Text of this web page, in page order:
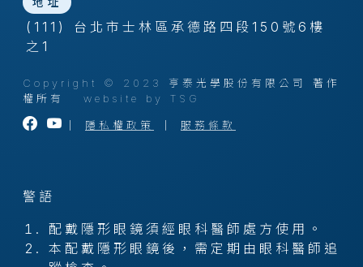
(111) 台北市士林區承德路四段150號6樓
之1
Copyright © 2023 亨泰光學股份有限公司 著作
權所有 website by TSG
隱私權政策 服務條款
警語
配戴隱形眼鏡須經眼科醫師處方使用。
本配戴隱形眼鏡後，需定期由眼科醫師追